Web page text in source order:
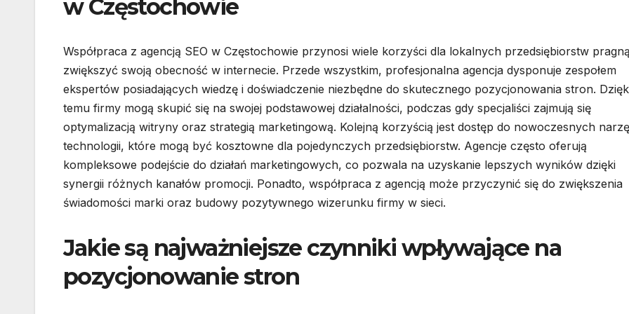
w Częstochowie
Współpraca z agencją SEO w Częstochowie przynosi wiele korzyści dla lokalnych przedsiębiorstw
zwiększyć swoją obecność w internecie. Przede wszystkim, profesjonalna agencja dysponuje zespołem
ekspertów posiadających wiedzę i doświadczenie niezbędne do skutecznego pozycjonowania stron.
temu firmy mogą skupić się na swojej podstawowej działalności, podczas gdy specjaliści zajmują się
optymalizacją witryny oraz strategią marketingową. Kolejną korzyścią jest dostęp do nowoczesnych
technologii, które mogą być kosztowne dla pojedynczych przedsiębiorstw. Agencje często oferują
kompleksowe podejście do działań marketingowych, co pozwala na uzyskanie lepszych wyników dzięki
synergii różnych kanałów promocji. Ponadto, współpraca z agencją może przyczynić się do zwiększenia
świadomości marki oraz budowy pozytywnego wizerunku firmy w sieci.
Jakie są najważniejsze czynniki wpływające na
pozycjonowanie stron